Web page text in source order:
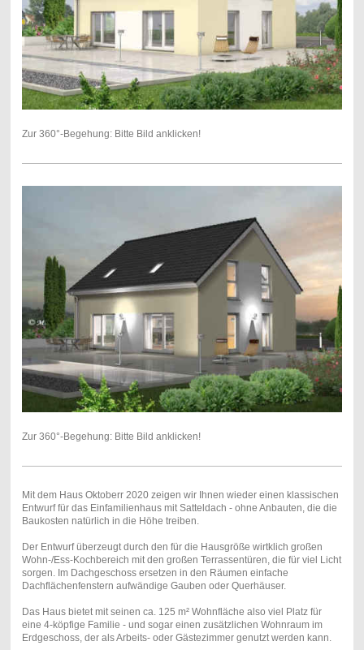
Zur 360°-Begehung: Bitte Bild anklicken!
Zur 360°-Begehung: Bitte Bild anklicken!
Mit dem Haus Oktoberr 2020 zeigen wir Ihnen wieder einen klassischen
Entwurf für das Einfamilienhaus mit Satteldach - ohne Anbauten, die die
Baukosten natürlich in die Höhe treiben.
Der Entwurf überzeugt durch den für die Hausgröße wirtklich großen
Wohn-/Ess-Kochbereich mit den großen Terrassentüren, die für viel Licht
sorgen. Im Dachgeschoss ersetzen in den Räumen einfache
Dachflächenfenstern aufwändige Gauben oder Querhäuser.
Das Haus bietet mit seinen ca. 125 m² Wohnfläche also viel Platz für
eine 4-köpfige Familie - und sogar einen zusätzlichen Wohnraum im
Erdgeschoss, der als Arbeits- oder Gästezimmer genutzt werden kann.